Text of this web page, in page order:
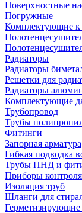
Поверхностные
Погружные
Комплектующие к
Радиаторы
Радиаторы
Решетки для
Радиаторы
Комплектующие
Трубопровод
Трубы
Фитинги
Запорная арматура
Гибкая подводка
Трубы ПНД и
Приборы контроля
Изоляция труб
Шланги для